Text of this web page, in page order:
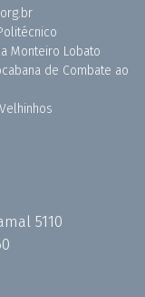
Monteiro Lobato
de Combate ao
5110